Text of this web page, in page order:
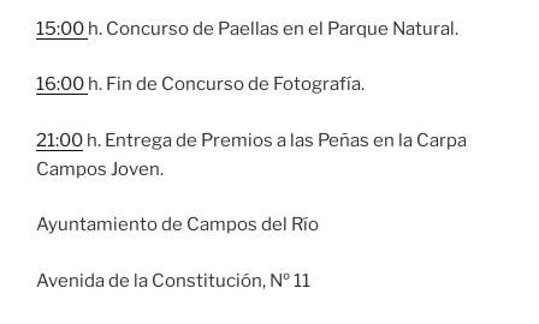
15:00 h. Concurso de Paellas en el Parque Natural.
16:00 h. Fin de Concurso de Fotografía.
21:00 h. Entrega de Premios a las Peñas en la Carpa
Campos Joven.
Ayuntamiento de Campos del Río
Avenida de la Constitución, Nº 11